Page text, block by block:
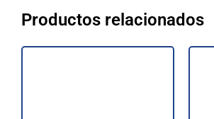
Productos relacionados